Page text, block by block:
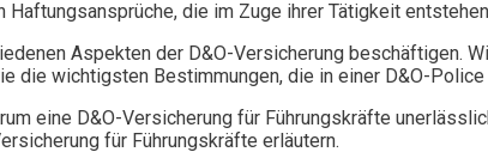
die im Zuge ihrer Tätigkeit
Aspekten der D&O-Versicherung beschäftigen.
die wichtigsten Bestimmungen, die in einer D&O-Police
eine D&O-Versicherung für Führungskräfte
für Führungskräfte erläutern.